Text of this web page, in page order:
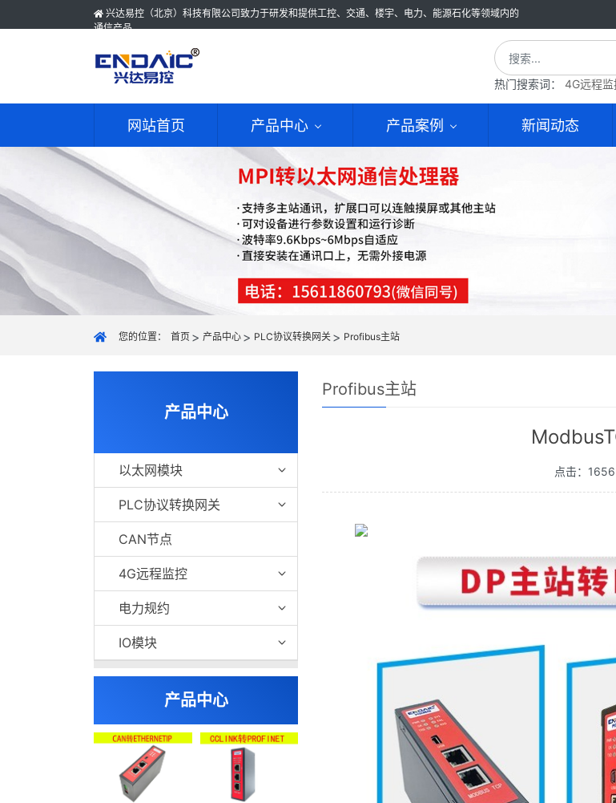
兴达易控（北京）科技有限公司致力于研发和提供工控、交通、楼宇、电力、能源石化等领域内的
通信产品
热门搜索词： 4G远程监
网站首页 产品中心 产品案例 新闻动态
您的位置： 首页 产品中心 PLC协议转换网关 Profibus主站
产品中心
以太网模块
PLC协议转换网关
CAN节点
4G远程监控
电力规约
IO模块
产品中心
Profibus主站
点击：1656